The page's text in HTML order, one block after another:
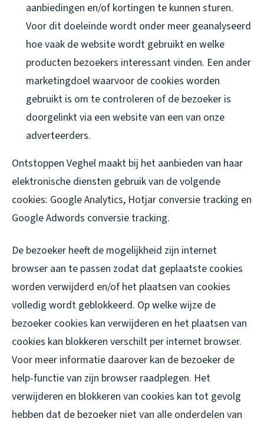
aanbiedingen en/of kortingen te kunnen sturen.
Voor dit doeleinde wordt onder meer geanalyseerd
hoe vaak de website wordt gebruikt en welke
producten bezoekers interessant vinden. Een ander
marketingdoel waarvoor de cookies worden
gebruikt is om te controleren of de bezoeker is
doorgelinkt via een website van een van onze
adverteerders.
Ontstoppen Veghel maakt bij het aanbieden van haar
elektronische diensten gebruik van de volgende
cookies: Google Analytics, Hotjar conversie tracking en
Google Adwords conversie tracking.
De bezoeker heeft de mogelijkheid zijn internet
browser aan te passen zodat dat geplaatste cookies
worden verwijderd en/of het plaatsen van cookies
volledig wordt geblokkeerd. Op welke wijze de
bezoeker cookies kan verwijderen en het plaatsen van
cookies kan blokkeren verschilt per internet browser.
Voor meer informatie daarover kan de bezoeker de
help-functie van zijn browser raadplegen. Het
verwijderen en blokkeren van cookies kan tot gevolg
hebben dat de bezoeker niet van alle onderdelen van